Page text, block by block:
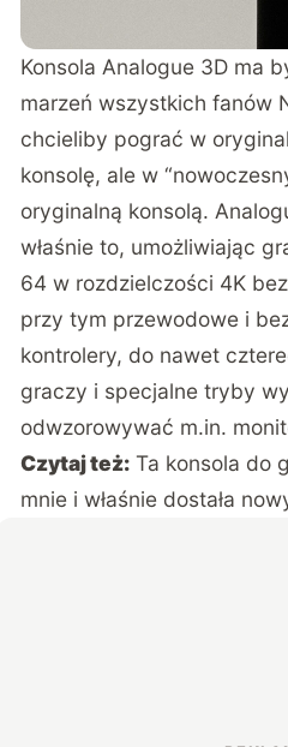
Konsola Analogue 3D ma
marzeń wszystkich fanów
chcieliby pograć w
konsolę, ale w
oryginalną konsolą.
właśnie to, umożliwiając
64 w rozdzielczości 4K
przy tym przewodowe i
kontrolery, do nawet
graczy i specjalne tryby
odwzorowywać m.in.
Czytaj też: Ta konsola do
mnie i właśnie dostała